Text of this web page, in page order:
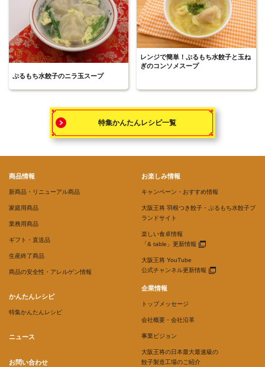
ぷるもち水餃子のニラ玉スープ
レンジで簡単！ぷるもち水餃子と玉ね
ぎのコンソメスープ
特集かんたんレシピ一覧
商品情報
新商品・リニューアル商品
家庭用商品
業務用商品
ギフト・直送品
生産終了商品
商品の安全性・アレルゲン情報
お楽しみ情報
キャンペーン・おすすめ情報
大阪王将 羽根つき餃子・ぷるもち水餃子ブ
ランドサイト
楽しい食卓情報
「& table」更新情報
大阪王将 YouTube
公式チャンネル更新情報
かんたんレシピ
特集かんたんレシピ
ニュース
お問い合わせ
企業情報
トップメッセージ
会社概要・会社沿革
事業ビジョン
大阪王将の日本最大最速級の
餃子製造工場のご紹介